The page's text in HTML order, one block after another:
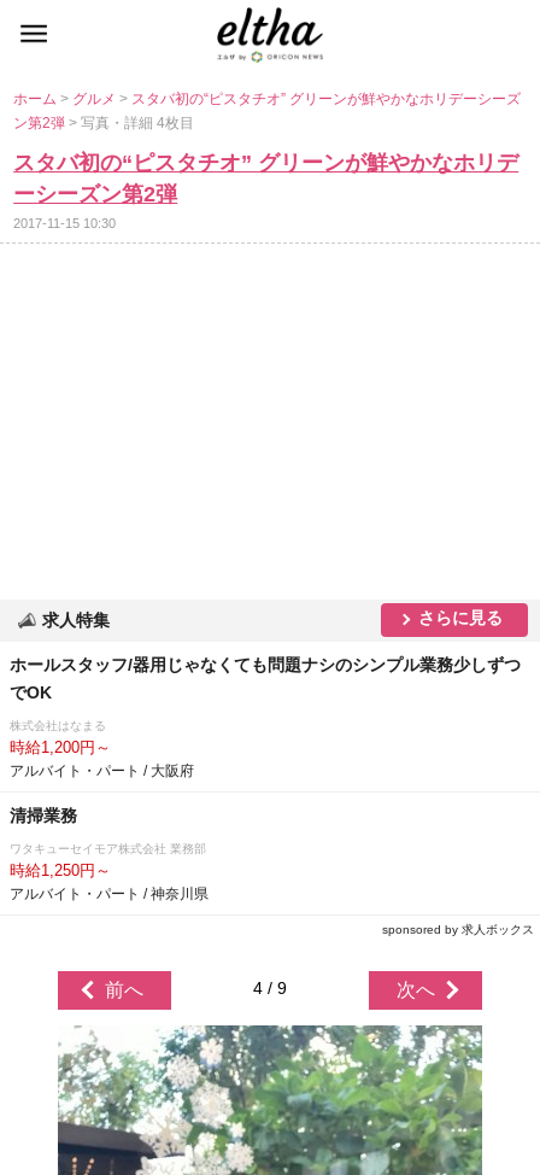
ホーム> グルメ> スタバ初の“ピスタチオ” グリーンが鮮やかなホリデーシーズ
ン第2弾> 写真・詳細 4枚目
スタバ初の“ピスタチオ” グリーンが鮮やかなホリデ
ーシーズン第2弾
2017-11-15 10:30
求人特集 さらに見る
ホールスタッフ/器用じゃなくても問題ナシのシンプル業務少しずつ
でOK
株式会社はなまる
時給1,200円～
アルバイト・パート / 大阪府
清掃業務
ワタキューセイモア株式会社 業務部
時給1,250円～
アルバイト・パート / 神奈川県
sponsored by 求人ボックス
前へ 4 / 9 次へ